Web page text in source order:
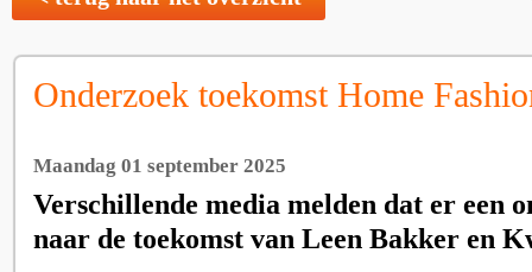
Onderzoek toekomst Home
Maandag 01 september 2025
Verschillende media melden dat er een
naar de toekomst van Leen Bakker en